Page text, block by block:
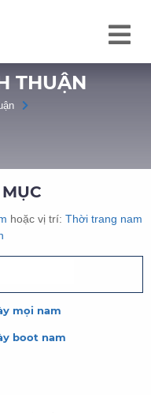
THUẬN
hoặc vị trí: Thời trang nam
mọi nam
boot nam